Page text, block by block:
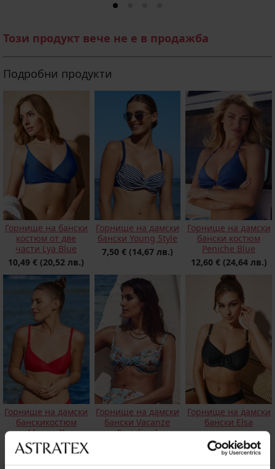
Този продукт вече не е в продажба
Подробни продукти
Горнище на бански
костюм от две
части Lya Blue
10,49 € (20,52 лв.)
Горнище на дамски
бански Young Style
7,50 € (14,67 лв.)
Горнище на дамски
бански костюм
Peniche Blue
12,60 € (24,64 лв.)
Горнище на дамски
банскикостюм
Mango II
11,10 €(21,71 лв.)
Горнище на дамски
бански Vacanze
Paradise I
Горнище на дамски
бански Elsa
19,80 €(38,73 лв.)